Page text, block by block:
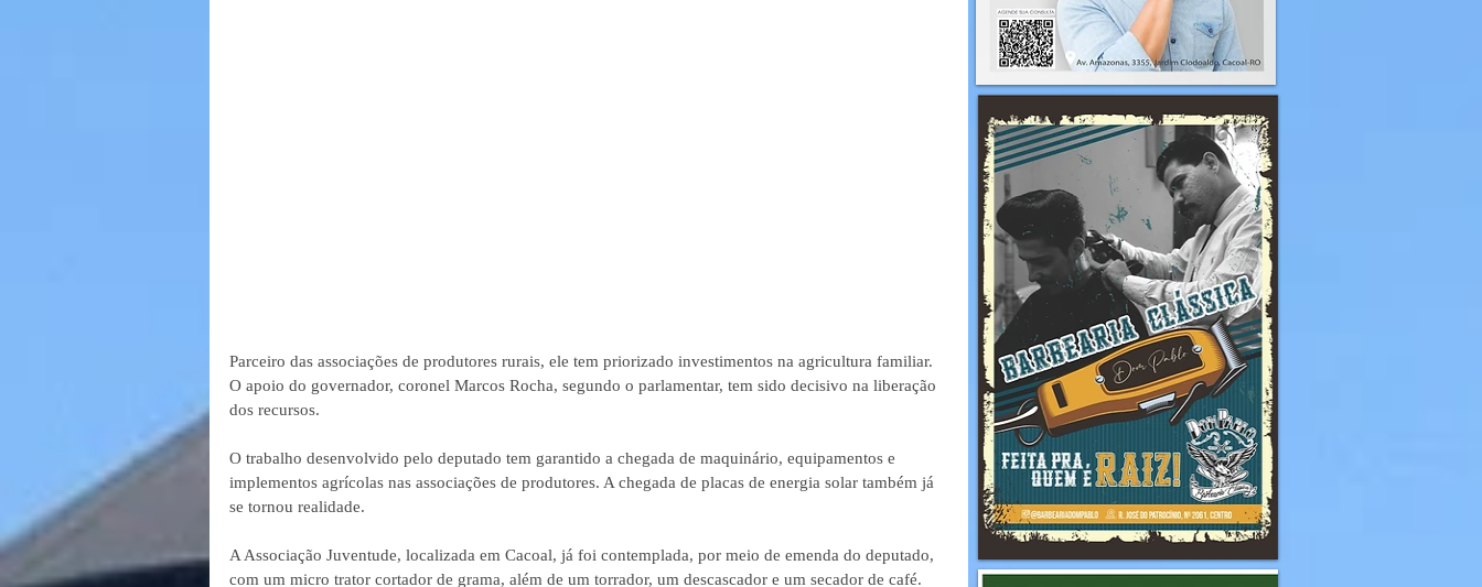
Parceiro das associações de produtores rurais, ele tem priorizado investimentos na agricultura familiar.
O apoio do governador, coronel Marcos Rocha, segundo o parlamentar, tem sido decisivo na liberação
dos recursos.
O trabalho desenvolvido pelo deputado tem garantido a chegada de maquinário, equipamentos e
implementos agrícolas nas associações de produtores. A chegada de placas de energia solar também já
se tornou realidade.
A Associação Juventude, localizada em Cacoal, já foi contemplada, por meio de emenda do deputado,
com um micro trator cortador de grama, além de um torrador, um descascador e um secador de café.